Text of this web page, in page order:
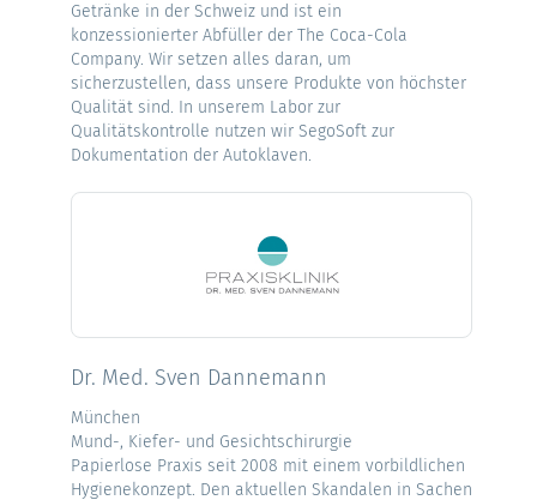
Getränke in der Schweiz und ist ein
konzessionierter Abfüller der The Coca-Cola
Company. Wir setzen alles daran, um
sicherzustellen, dass unsere Produkte von höchster
Qualität sind. In unserem Labor zur
Qualitätskontrolle nutzen wir SegoSoft zur
Dokumentation der Autoklaven.
Dr. Med. Sven Dannemann
München
Mund-, Kiefer- und Gesichtschirurgie
Papierlose Praxis seit 2008 mit einem vorbildlichen
Hygienekonzept. Den aktuellen Skandalen in Sachen